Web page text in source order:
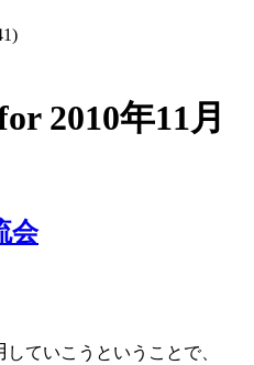
2010年11月
会
していこうということで、